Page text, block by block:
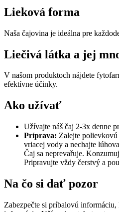
Lieková forma
Naša čajovina je ideálna pre
Liečivá látka a jej
V našom produktoch nájdete
efektívne účinky.
Ako užívať
Užívajte náš čaj 2-3x denne
Príprava: Zalejte
vriacej vody a nechajte
Čaj sa neprevařuje.
Pripravujte vždy čerstvý a
Na čo si dať pozor
Zabezpečte si príbalovú